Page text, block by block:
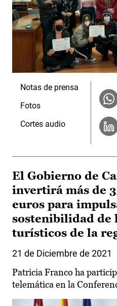
Notas de prensa
Fotos
Cortes audio
El Gobierno de
invertirá más de
euros para
sostenibilidad de
turísticos de la
21 de Diciembre de 2021
Patricia Franco ha
telemática en la